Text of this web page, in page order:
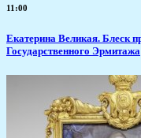
11:00
Екатерина Великая. Блеск
Государственного Эрмитажа